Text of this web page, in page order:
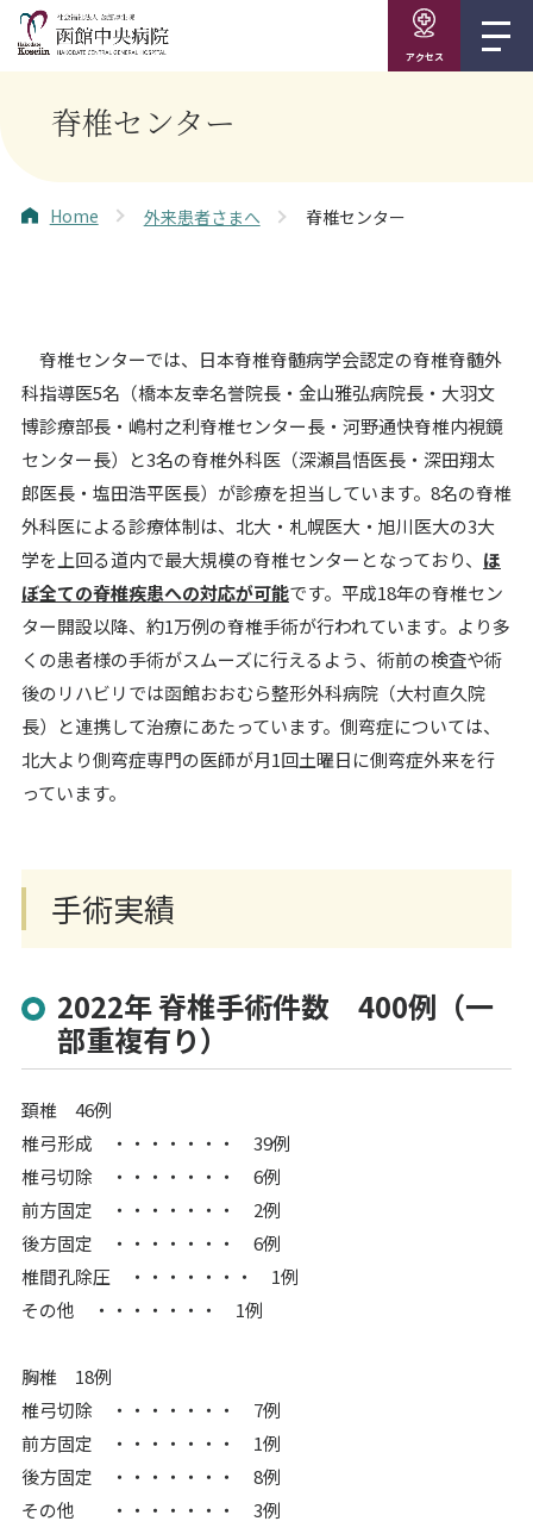
アクセス
脊椎センター
Home 外来患者さまへ 脊椎センター
脊椎センターでは、日本脊椎脊髄病学会認定の脊椎脊髄外
科指導医5名（橋本友幸名誉院長・金山雅弘病院長・大羽文
博診療部長・嶋村之利脊椎センター長・河野通快脊椎内視鏡
センター長）と3名の脊椎外科医（深瀬昌悟医長・深田翔太
郎医長・塩田浩平医長）が診療を担当しています。8名の脊椎
外科医による診療体制は、北大・札幌医大・旭川医大の3大
学を上回る道内で最大規模の脊椎センターとなっており、 ほ
ぼ全ての脊椎疾患への対応が可能です。平成18年の脊椎セン
ター開設以降、約1万例の脊椎手術が行われています。より多
くの患者様の手術がスムーズに行えるよう、術前の検査や術
後のリハビリでは函館おおむら整形外科病院（大村直久院
長）と連携して治療にあたっています。側弯症については、
北大より側弯症専門の医師が月1回土曜日に側弯症外来を行
っています。
手術実績
2022年 脊椎手術件数 400例（一
部重複有り）
頚椎 46例
椎弓形成 ・・・・・・・ 39例
椎弓切除 ・・・・・・・ 6例
前方固定 ・・・・・・・ 2例
後方固定 ・・・・・・・ 6例
椎間孔除圧 ・・・・・・・ 1例
その他 ・・・・・・・ 1例
胸椎 18例
椎弓切除 ・・・・・・・ 7例
前方固定 ・・・・・・・ 1例
後方固定 ・・・・・・・ 8例
その他 ・・・・・・・ 3例